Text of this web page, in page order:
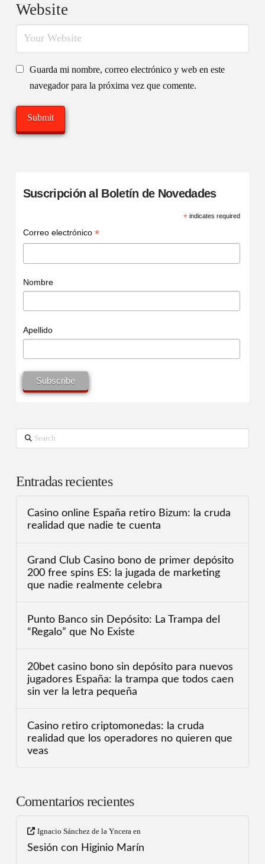
Website
Guarda mi nombre, correo electrónico y web en este
navegador para la próxima vez que comente.
Suscripción al Boletín de Novedades
*indicates required
Correo electrónico *
Nombre
Apellido
Search
Entradas recientes
Casino online España retiro Bizum: la cruda
realidad que nadie te cuenta
Grand Club Casino bono de primer depósito
200 free spins ES: la jugada de marketing
que nadie realmente celebra
Punto Banco sin Depósito: La Trampa del
“Regalo” que No Existe
20bet casino bono sin depósito para nuevos
jugadores España: la trampa que todos caen
sin ver la letra pequeña
Casino retiro criptomonedas: la cruda
realidad que los operadores no quieren que
veas
Comentarios recientes
Ignacio Sánchez de la Ynceraen
Sesión con Higinio Marín